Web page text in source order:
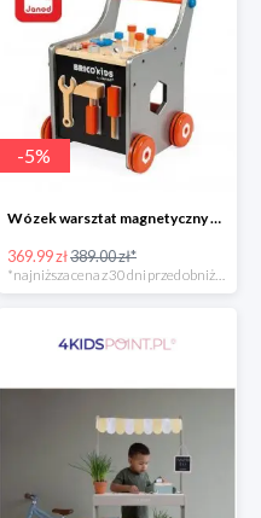
-5%
Wózek warsztat magnetyczny z narzędziami Brico ‘Kids kolekcja 2018, Janod
369.99 zł389.00 zł*
*najniższa cena z 30 dni przed obniżką